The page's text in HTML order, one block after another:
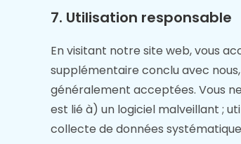
7. Utilisation responsable
En visitant notre site web, vous
supplémentaire conclu avec
généralement acceptées. Vous
est lié à) un logiciel malveillant ;
collecte de données